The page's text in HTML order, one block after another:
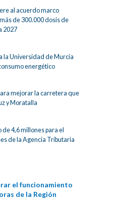
al acuerdo marco
de 300.000 dosis de
2027
la Universidad de Murcia
energético
mejorar la carretera que
y Moratalla
4,6 millones para el
de la Agencia Tributaria
el funcionamiento
de la Región